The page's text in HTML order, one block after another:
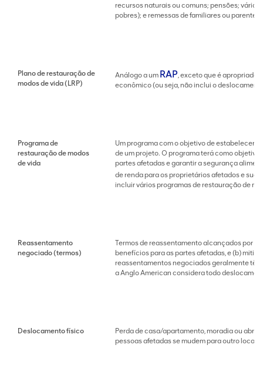
recursos naturais ou comuns; pensões;
pobres); e remessas de familiares ou parentes.
Plano de restauração de
modos de vida (LRP)
Análogo a um RAP, exceto que é apropriado
econômico (ou seja, não inclui o
Programa de
restauração de modos
de vida
Um programa com o objetivo de estabelecer
de um projeto. O programa terá como
partes afetadas e garantir a segurança
de renda para os proprietários afetados e
incluir vários programas de restauração de
Reassentamento
negociado (termos)
Termos de reassentamento alcançados por
benefícios para as partes afetadas, e (b)
reassentamentos negociados geralmente
a Anglo American considera todo
Deslocamento físico
Perda de casa/apartamento, moradia ou
pessoas afetadas se mudem para outro local.